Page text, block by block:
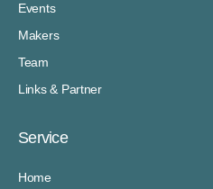
Events
Makers
Team
Links & Partner
Service
Home